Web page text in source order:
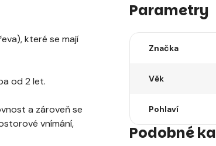
které se mají
od 2 let.
a zároveň se
vnímání,
Parametry
Značka
Věk
Pohlaví
Podobné